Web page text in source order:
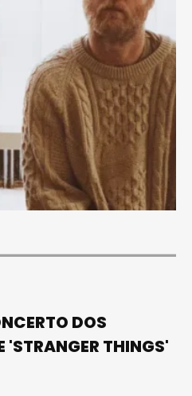
DOS
'STRANGER THINGS'